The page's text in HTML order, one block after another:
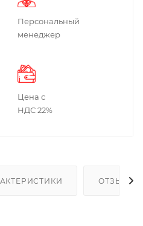
Персональный
менеджер
Цена с
НДС 22%
ОТЗЫВЫ